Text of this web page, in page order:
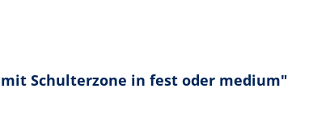
mit Schulterzone in fest oder medium"